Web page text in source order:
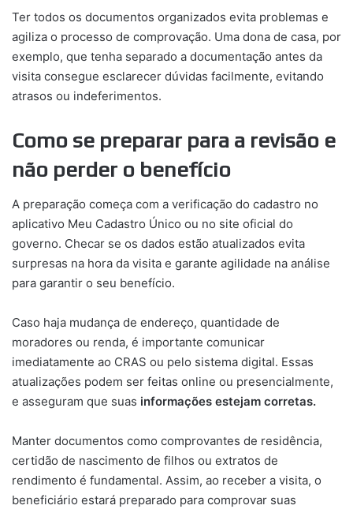
Ter todos os documentos organizados evita problemas e
agiliza o processo de comprovação. Uma dona de casa, por
exemplo, que tenha separado a documentação antes da
visita consegue esclarecer dúvidas facilmente, evitando
atrasos ou indeferimentos.
Como se preparar para a revisão e
não perder o benefício
A preparação começa com a verificação do cadastro no
aplicativo Meu Cadastro Único ou no site oficial do
governo. Checar se os dados estão atualizados evita
surpresas na hora da visita e garante agilidade na análise
para garantir o seu benefício.
Caso haja mudança de endereço, quantidade de
moradores ou renda, é importante comunicar
imediatamente ao CRAS ou pelo sistema digital. Essas
atualizações podem ser feitas online ou presencialmente,
e asseguram que suas informações estejam corretas.
Manter documentos como comprovantes de residência,
certidão de nascimento de filhos ou extratos de
rendimento é fundamental. Assim, ao receber a visita, o
beneficiário estará preparado para comprovar suas